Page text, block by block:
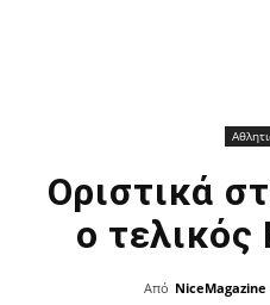
Οριστικά
ο
Από NiceMagazine